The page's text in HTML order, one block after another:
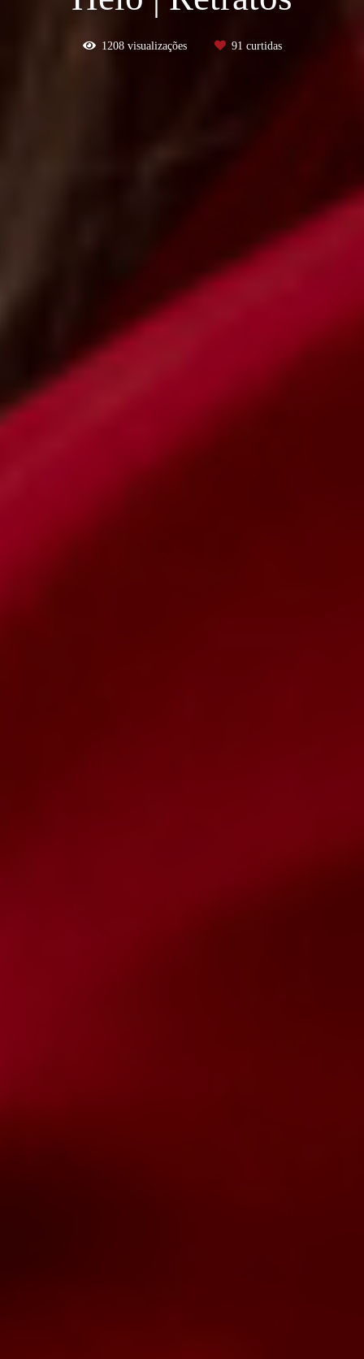
1208visualizações 91 curtidas